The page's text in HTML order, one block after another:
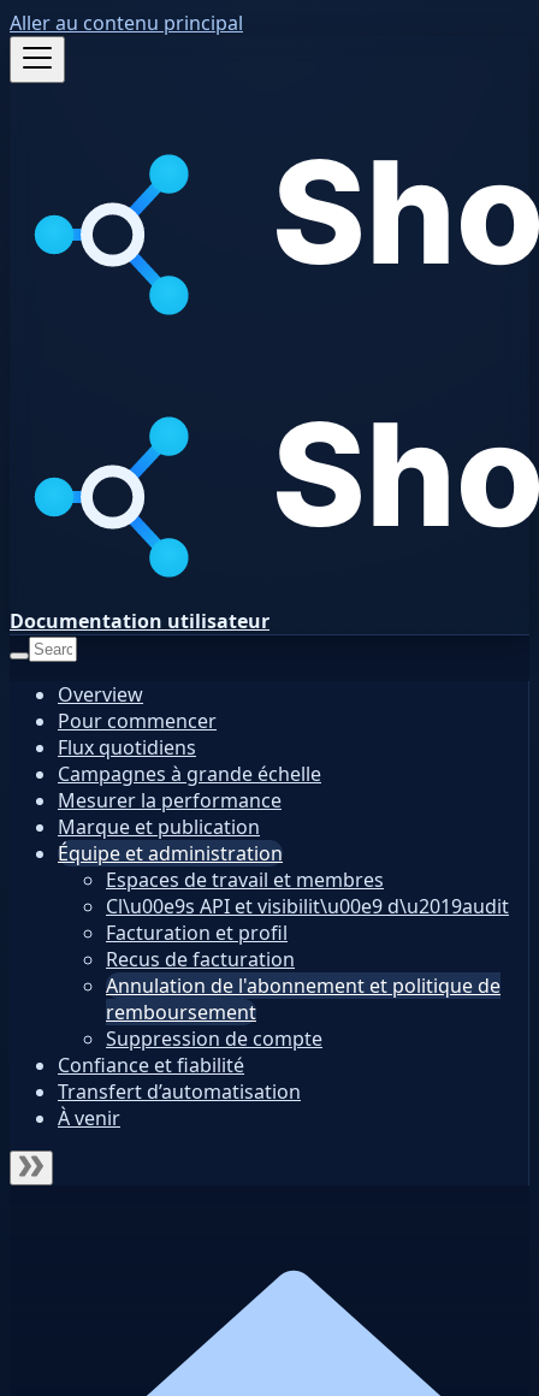
Aller au contenu principal
Documentation utilisateur
Overview
Pour commencer
Flux quotidiens
Campagnes à grande échelle
Mesurer la performance
Marque et publication
Équipe et administration
Espaces de travail et membres
Cl\u00e9s API et visibilit\u00e9 d\u2019audit
Facturation et profil
Recus de facturation
Annulation de l'abonnement et politique de
remboursement
Suppression de compte
Confiance et fiabilité
Transfert d’automatisation
À venir